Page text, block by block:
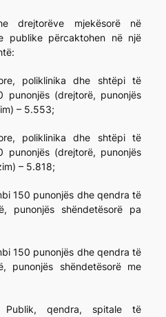
drejtorëve mjekësorë në
publike përcaktohen në një
poliklinika dhe shtëpi të
(drejtorë, punonjës
– 5.553;
poliklinika dhe shtëpi të
(drejtorë, punonjës
– 5.818;
150 punonjës dhe qendra të
punonjës shëndetësorë pa
150 punonjës dhe qendra të
punonjës shëndetësorë me
qendra, spitale të